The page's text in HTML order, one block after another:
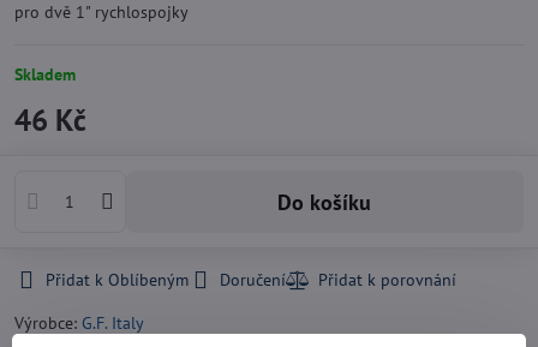
pro dvě 1" rychlospojky
Skladem
46 Kč
Do košíku
Přidat k Oblíbeným
Doručení
Výrobce: G.F. Italy